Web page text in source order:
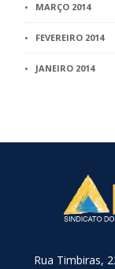
MARÇO 2014
FEVEREIRO 2014
JANEIRO 2014
Rua Timbiras,